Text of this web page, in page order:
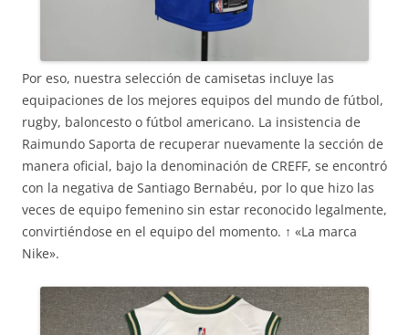
Por eso, nuestra selección de camisetas incluye las
equipaciones de los mejores equipos del mundo de fútbol,
rugby, baloncesto o fútbol americano. La insistencia de
Raimundo Saporta de recuperar nuevamente la sección de
manera oficial, bajo la denominación de CREFF, se encontró
con la negativa de Santiago Bernabéu, por lo que hizo las
veces de equipo femenino sin estar reconocido legalmente,
convirtiéndose en el equipo del momento. ↑ «La marca
Nike».